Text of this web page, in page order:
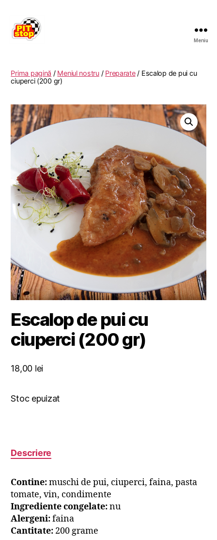
RASNOV
Meniu
Prima pagină / Meniul nostru/ Preparate/ Escalop de pui cu
ciuperci (200 gr)
Escalop de pui cu
ciuperci (200 gr)
18,00 lei
Stoc epuizat
Descriere
Contine:muschi de pui, ciuperci, faina, pasta
tomate, vin, condimente
Ingrediente congelate:nu
Alergeni:faina
Cantitate: 200 grame